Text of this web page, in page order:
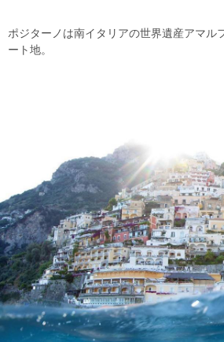
ポジターノは南イタリアの世界遺産アマル
ート地。